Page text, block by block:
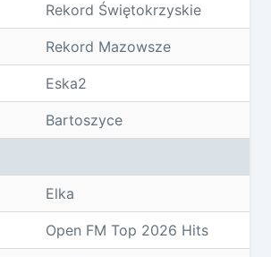
Rekord Świętokrzyskie
Rekord Mazowsze
Eska2
Bartoszyce
Elka
Open FM Top 2026 Hits